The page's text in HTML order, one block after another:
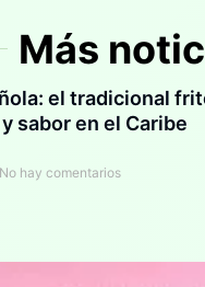
Más
el tradicional
sabor en el Caribe
No hay comentarios